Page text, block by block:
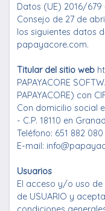
Datos (UE) 2016/
Consejo de 27 de
los siguientes datos
papayacore.com.
Titular del sitio web
PAPAYACORE
PAPAYACORE) con
Con domicilio social
- C.P. 18110 en
Teléfono: 651 882 080
E-mail:
Usuarios
El acceso y/o uso
de USUARIO y